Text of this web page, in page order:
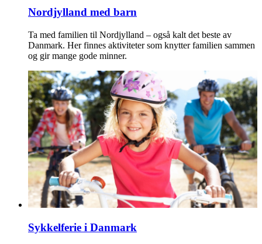
Nordjylland med barn
Ta med familien til Nordjylland – også kalt det beste av
Danmark. Her finnes aktiviteter som knytter familien sammen
og gir mange gode minner.
Sykkelferie i Danmark